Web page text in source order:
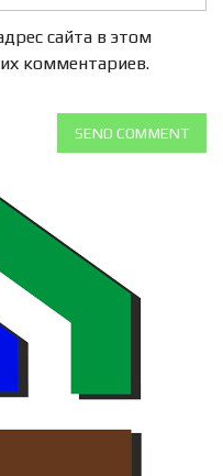
сайта в этом
комментариев.
SEND COMMENT